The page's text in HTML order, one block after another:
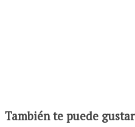
También te puede gustar